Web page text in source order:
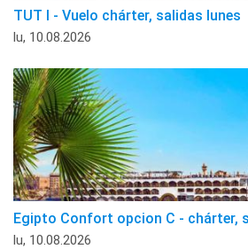
TUT I - Vuelo chárter, salidas lunes
lu, 10.08.2026
Egipto Confort opcion C - chárter,
lu, 10.08.2026